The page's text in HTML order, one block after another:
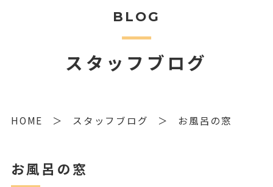
BLOG
スタッフブログ
HOME スタッフブログ お風呂の窓
お風呂の窓